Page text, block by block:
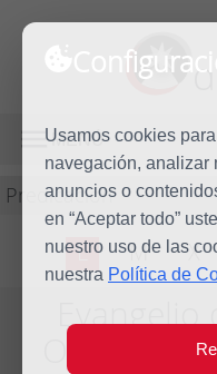
Usamos cookies
navegación, analizar
anuncios o
en “Aceptar todo”
nuestro uso de las
nuestra Política de
MENÚ
Predicación
L M X
Octava de